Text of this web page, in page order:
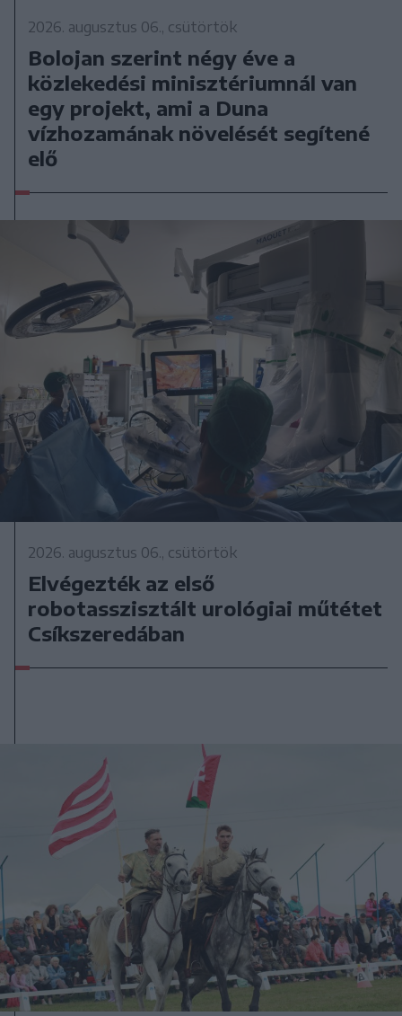
2026. augusztus 06., csütörtök
Bolojan szerint négy éve a
közlekedési minisztériumnál van
egy projekt, ami a Duna
vízhozamának növelését segítené
elő
2026. augusztus 06., csütörtök
Elvégezték az első
robotasszisztált urológiai műtétet
Csíkszeredában